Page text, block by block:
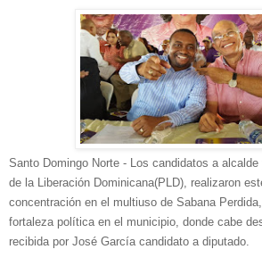
Santo Domingo Norte - Los candidatos a
de la Liberación Dominicana(PLD), realizaron
concentración en el multiuso de Sabana
fortaleza política en el municipio, donde cabe
recibida por José García candidato a diputado.